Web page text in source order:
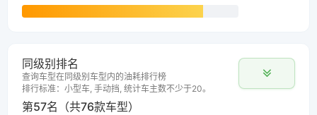
同级别排名
查询车型在同级别车型内的油耗排行榜
排行标准：小型车, 手动挡, 统计车主数不少于20。
第57名（共76款车型）